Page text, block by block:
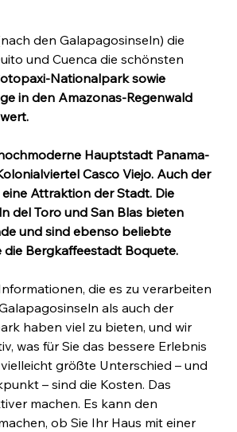
den Galapagosinseln) die
und Cuenca die schönsten
Nationalpark sowie
in den Amazonas-Regenwald
Hauptstadt Panama-
Casco Viejo. Auch der
Attraktion der Stadt. Die
del Toro und San Blas bieten
und sind ebenso beliebte
die Bergkaffeestadt Boquete.
die es zu verarbeiten
als auch der
haben viel zu bieten, und wir
was für Sie das bessere Erlebnis
größte Unterschied – und
– sind die Kosten. Das
machen. Es kann den
ob Sie Ihr Haus mit einer